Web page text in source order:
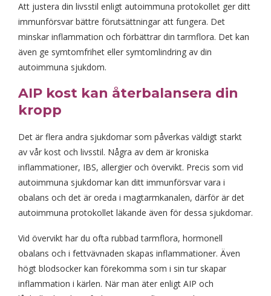
Att justera din livsstil enligt autoimmuna protokollet ger ditt
immunförsvar bättre förutsättningar att fungera. Det
minskar inflammation och förbättrar din tarmflora. Det kan
även ge symtomfrihet eller symtomlindring av din
autoimmuna sjukdom.
AIP kost kan återbalansera din
kropp
Det är flera andra sjukdomar som påverkas väldigt starkt
av vår kost och livsstil. Några av dem är kroniska
inflammationer, IBS, allergier och övervikt. Precis som vid
autoimmuna sjukdomar kan ditt immunförsvar vara i
obalans och det är oreda i magtarmkanalen, därför är det
autoimmuna protokollet läkande även för dessa sjukdomar.
Vid övervikt har du ofta rubbad tarmflora, hormonell
obalans och i fettvävnaden skapas inflammationer. Även
högt blodsocker kan förekomma som i sin tur skapar
inflammation i kärlen. När man äter enligt AIP och